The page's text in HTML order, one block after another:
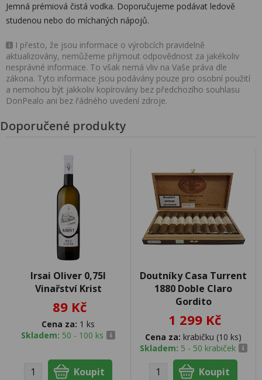
Jemná prémiová čistá vodka. Doporučujeme podávat ledově
studenou nebo do míchaných nápojů.
I přesto, že jsou informace o výrobcích pravidelně
aktualizovány, nemůžeme přijmout odpovědnost za jakékoliv
nesprávné informace. To však nemá vliv na Vaše práva dle
zákona. Tyto informace jsou podávány pouze pro osobní použití
a nemohou být jakkoliv kopírovány bez předchozího souhlasu
DonPealo ani bez řádného uvedení zdroje.
Doporučené produkty
Irsai Oliver 0,75l
Vinařství Krist
89 Kč
Cena za: 1 ks
Skladem: 50 - 100 ks
Doutníky Casa Turrent
1880 Doble Claro
Gordito
1 299 Kč
Cena za: krabičku (10 ks)
Skladem: 5 - 50 krabiček